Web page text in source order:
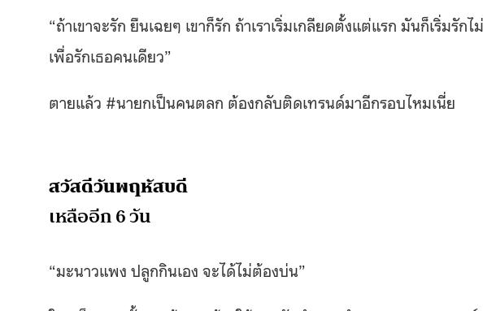
“ถ้าเขาจะรัก ยืนเฉยๆ เขาก็รัก ถ้าเราเริ่มเกลียดตั้งแต่แรก มันก็เริ่มรัก
เพื่อรักเธอคนเดียว”
ตายแล้ว #นายกเป็นคนตลก ต้องกลับติดเทรนด์มาอีกรอบไหมเนี่ย
สวัสดีวันพฤหัสบดี
เหลืออีก 6 วัน
“มะนาวแพง ปลูกกินเอง จะได้ไม่ต้องบ่น”